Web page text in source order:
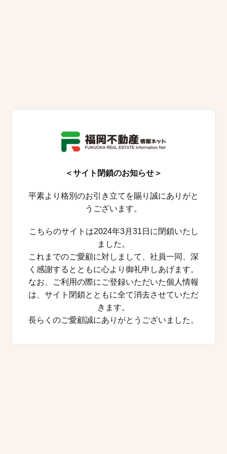
＜サイト閉鎖のお知らせ＞
平素より格別のお引き立てを賜り誠にありがと
うございます。
こちらのサイトは2024年3月31日に閉鎖いたし
ました。
これまでのご愛顧に対しまして、社員一同、深
く感謝するとともに心より御礼申しあげます。
なお、ご利用の際にご登録いただいた個人情報
は、サイト閉鎖とともに全て消去させていただ
きます。
長らくのご愛顧誠にありがとうございました。